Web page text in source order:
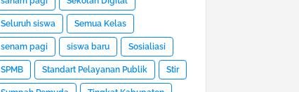
Seluruh siswa Semua Kelas
senam pagi siswa baru Sosialiasi
SPMB Standart Pelayanan Publik Stir